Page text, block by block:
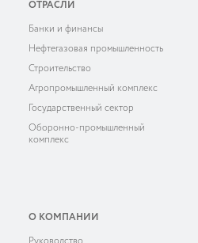
ОТРАСЛИ
Банки и финансы
Нефтегазовая промышленность
Строительство
Агропромышленный комплекс
Государственный сектор
Оборонно-промышленный
комплекс
О КОМПАНИИ